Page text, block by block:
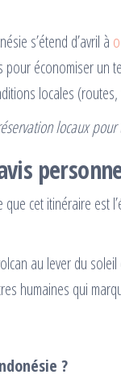
s’étend d’avril à
économiser un
locales
locaux
cet itinéraire
au lever du
humaines qui
?